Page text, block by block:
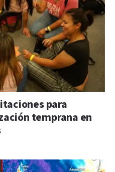
para
temprana en